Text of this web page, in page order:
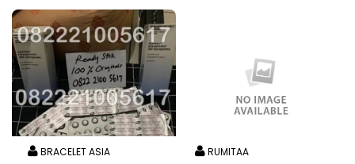
BRACELET ASIA RUMITAA